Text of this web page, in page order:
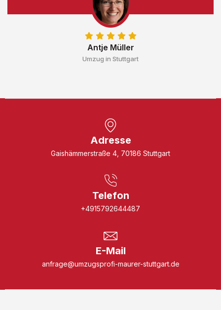
Antje Müller
Umzug in Stuttgart
Adresse
Gaishämmerstraße 4, 70186 Stuttgart
Telefon
+4915792644487
E-Mail
anfrage@umzugsprofi-maurer-stuttgart.de